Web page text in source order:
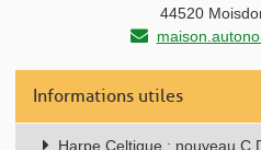
44520
Informations utiles
Harpe Celtique : nouveau